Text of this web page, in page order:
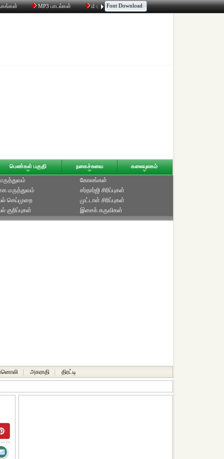
MP3 பாடல்கள் மின்னஞ்சல் திரட்டி உரையாடல்
Font Download
பெண்கள் பகுதி நகைச்சுவை கலையுலகம்
மருத்துவம்
செய்முறை
குறிப்புகள்
கோலங்கள்
சர்தார்ஜி சிரிப்புகள்
முட்டாள் சிரிப்புகள்
இசைக் கருவிகள்
அகராதி திரட்டி